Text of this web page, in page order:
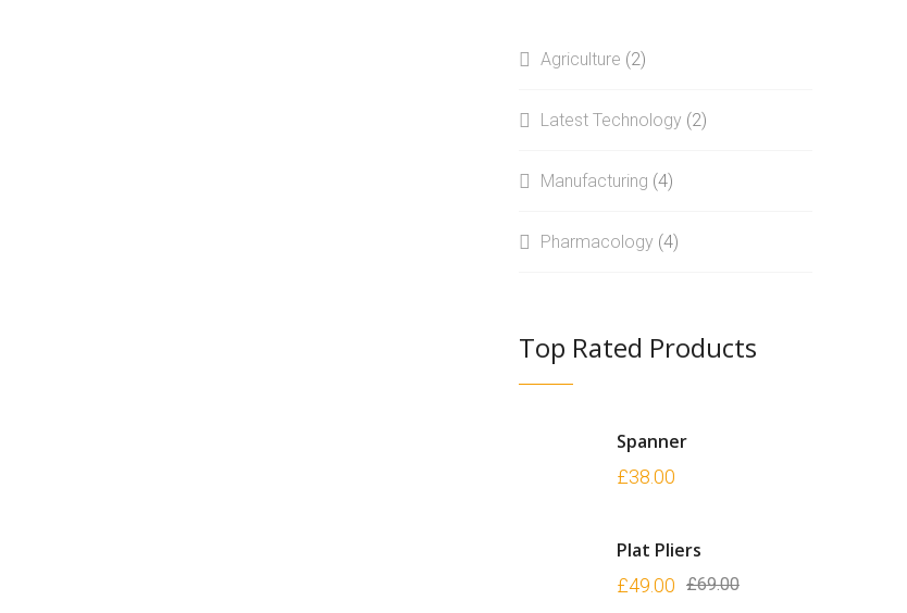
Agriculture (2)
Latest Technology (2)
Manufacturing (4)
Pharmacology (4)
Top Rated Products
Spanner
£38.00
Plat Pliers
£69.00
£49.00